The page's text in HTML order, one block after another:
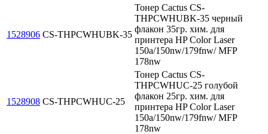
1528906 CS-THPCWHUBK-35
Тонер Cactus CS-
THPCWHUBK-35 черный
флакон 35гр. хим. для
принтера HP Color Laser
150a/150nw/179fnw/ MFP
178nw
1528908 CS-THPCWHUC-25
Тонер Cactus CS-
THPCWHUC-25 голубой
флакон 25гр. хим. для
принтера HP Color Laser
150a/150nw/179fnw/ MFP
178nw